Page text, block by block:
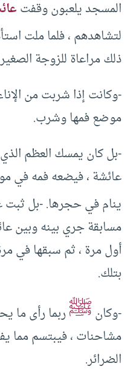
المسجد يلعبون وقفت
لتشاهدهم ، فلما ملت
ذلك مراعاة للزوجة
-وكانت إذا شربت من
موضع فمها وشرب.
-بل كان يمسك العظم
عائشة ، فيضعه فمه في
ينام في حجرها. -بل ثبت
مسابقة جري بينه وبين
أول مرة ، ثم سبقها في
بتلك.
-وكانﷺربما رأى ما
مشاحنات ، فيبتسم مما
الضرائر.